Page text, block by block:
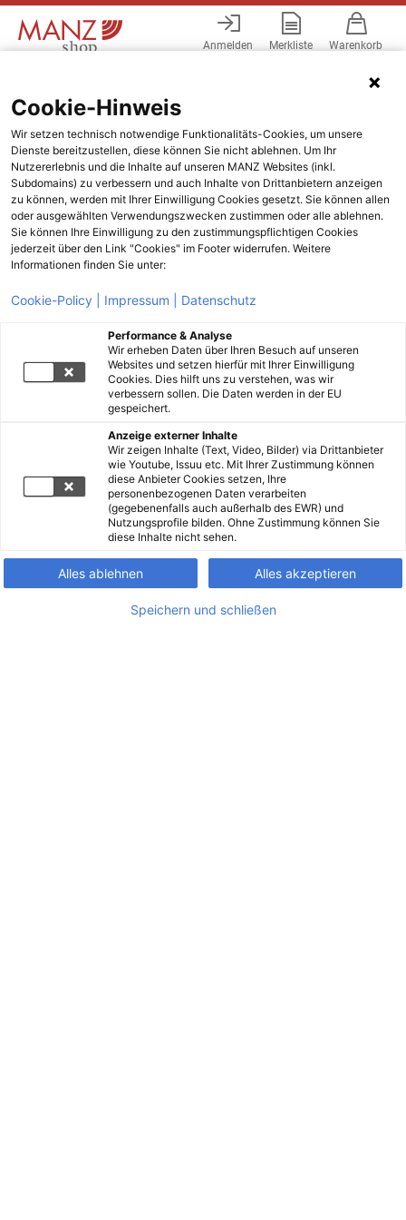
Anmelden Merkliste Warenkorb
Cookie-Hinweis
Wir setzen technisch notwendige Funktionalitäts-Cookies, um unsere
Dienste bereitzustellen, diese können Sie nicht ablehnen. Um Ihr
Nutzererlebnis und die Inhalte auf unseren MANZ Websites (inkl.
Subdomains) zu verbessern und auch Inhalte von Drittanbietern anzeigen
zu können, werden mit Ihrer Einwilligung Cookies gesetzt. Sie können allen
oder ausgewählten Verwendungszwecken zustimmen oder alle ablehnen.
Sie können Ihre Einwilligung zu den zustimmungspflichtigen Cookies
jederzeit über den Link "Cookies" im Footer widerrufen. Weitere
Informationen finden Sie unter:
Cookie-Policy | Impressum | Datenschutz
Performance & Analyse
Wir erheben Daten über Ihren Besuch auf unseren
Websites und setzen hierfür mit Ihrer Einwilligung
Cookies. Dies hilft uns zu verstehen, was wir
verbessern sollen. Die Daten werden in der EU
gespeichert.
Anzeige externer Inhalte
Wir zeigen Inhalte (Text, Video, Bilder) via Drittanbieter
wie Youtube, Issuu etc. Mit Ihrer Zustimmung können
diese Anbieter Cookies setzen, Ihre
personenbezogenen Daten verarbeiten
(gegebenenfalls auch außerhalb des EWR) und
Nutzungsprofile bilden. Ohne Zustimmung können Sie
diese Inhalte nicht sehen.
Alles ablehnen Alles akzeptieren
Speichern und schließen